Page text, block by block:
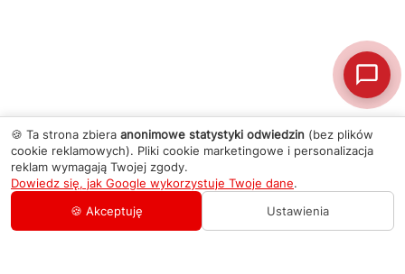
🍪 Ta strona zbiera anonimowe statystyki odwiedzin (bez plików
cookie reklamowych). Pliki cookie marketingowe i personalizacja
reklam wymagają Twojej zgody.
Dowiedz się, jak Google wykorzystuje Twoje dane.
🍪 Akceptuję
Ustawienia